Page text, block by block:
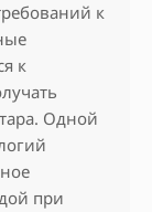
к
к
Одной
при